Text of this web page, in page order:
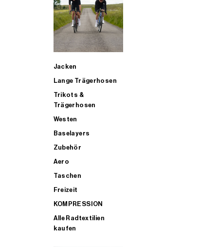
Jacken
Lange Trägerhosen
Trikots &
Trägerhosen
Westen
Baselayers
Zubehör
Aero
Taschen
Freizeit
KOMPRESSION
Alle Radtextilien
kaufen
ALLE TRIATHLONARTIKEL FÜR MÄNNER KAUFEN